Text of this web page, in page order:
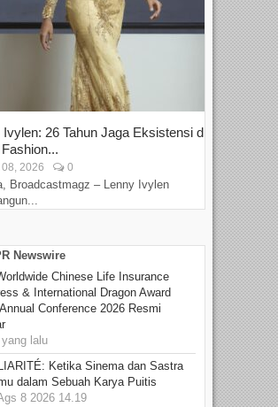
Ivylen: 26 Tahun Jaga Eksistensi di
2026 0
Broadcastmagz – Lenny Ivylen
Newswire
Chinese Life Insurance
& International Dragon Award
Conference 2026 Resmi
lalu
Ketika Sinema dan Sastra
dalam Sebuah Karya Puitis
8 2026 14.19